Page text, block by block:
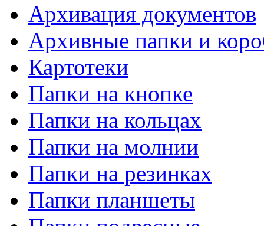
Архивация документов
Архивные папки и
Картотеки
Папки на кнопке
Папки на кольцах
Папки на молнии
Папки на резинках
Папки планшеты